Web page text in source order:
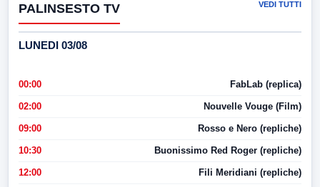
PALINSESTO TV VEDI TUTTI
LUNEDI 03/08
00:00 FabLab (replica)
02:00 Nouvelle Vouge (Film)
09:00 Rosso e Nero (repliche)
10:30 Buonissimo Red Roger (repliche)
12:00 Fili Meridiani (repliche)